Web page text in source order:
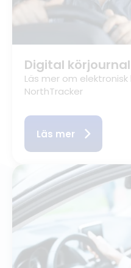
Digital körjournal
Läs mer om
NorthTracker
Läs mer